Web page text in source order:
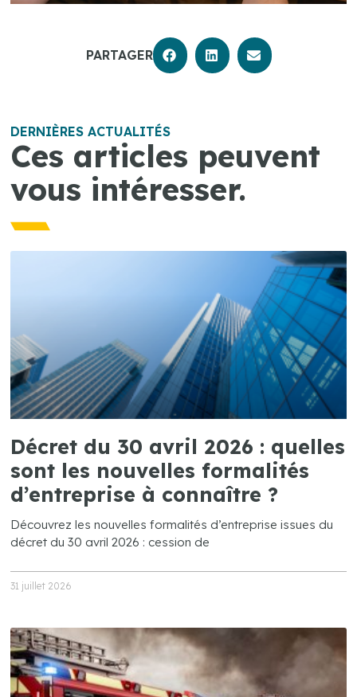
PARTAGER
DERNIÈRES ACTUALITÉS
Ces articles peuvent
vous intéresser.
Décret du 30 avril 2026 : quelles
sont les nouvelles formalités
d’entreprise à connaître ?
Découvrez les nouvelles formalités d’entreprise issues du
décret du 30 avril 2026 : cession de
31 juillet 2026